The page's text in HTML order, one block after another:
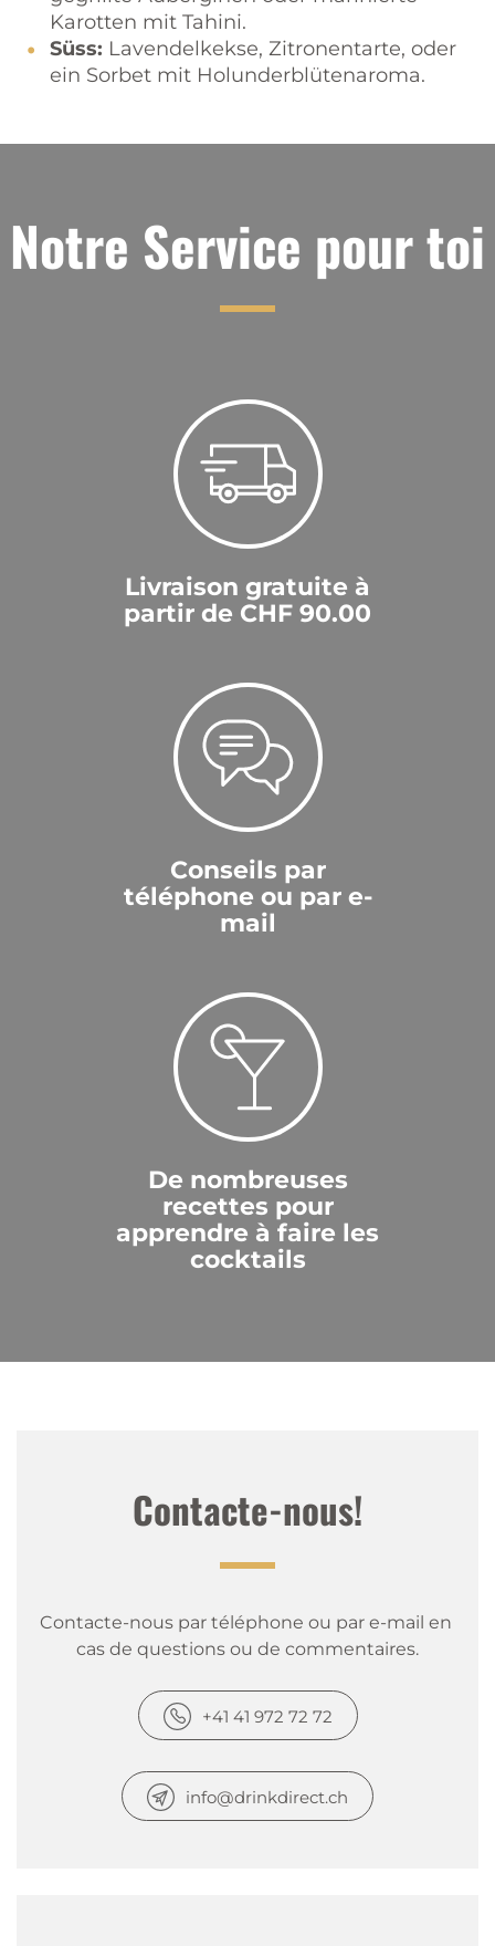
Karotten mit Tahini.
Süss: Lavendelkekse, Zitronentarte, oder
ein Sorbet mit Holunderblütenaroma.
Notre Service pour toi
Livraison gratuite à
partir de CHF 90.00
Conseils par
téléphone ou par e-
mail
De nombreuses
recettes pour
apprendre à faire les
cocktails
Contacte-nous!
Contacte-nous par téléphone ou par e-mail en
cas de questions ou de commentaires.
+41 41 972 72 72
info@drinkdirect.ch